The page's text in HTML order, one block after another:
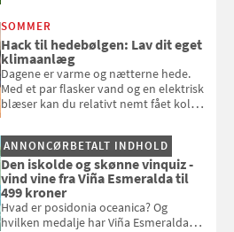
opmærksom, når du smider
badebassinet eller et badedyr ud
SOMMER
Hack til hedebølgen: Lav dit eget
klimaanlæg
Dagene er varme og nætterne hede.
Med et par flasker vand og en elektrisk
blæser kan du relativt nemt fået koldt
og se, hvordan du gør
ANNONCØRBETALT INDHOLD
Den iskolde og skønne vinquiz -
vind vine fra Viña Esmeralda til
499 kroner
Hvad er posidonia oceanica? Og
hvilken medalje har Viña Esmeralda